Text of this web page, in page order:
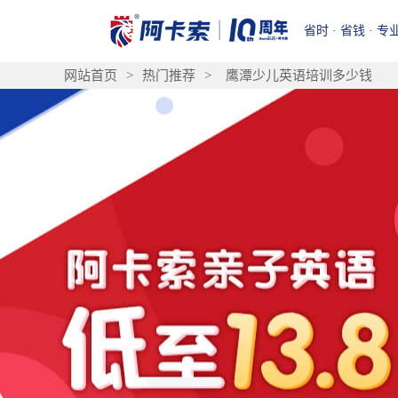
省时 · 省钱 · 专
网站首页 > 热门推荐 > 鹰潭少儿英语培训多少钱